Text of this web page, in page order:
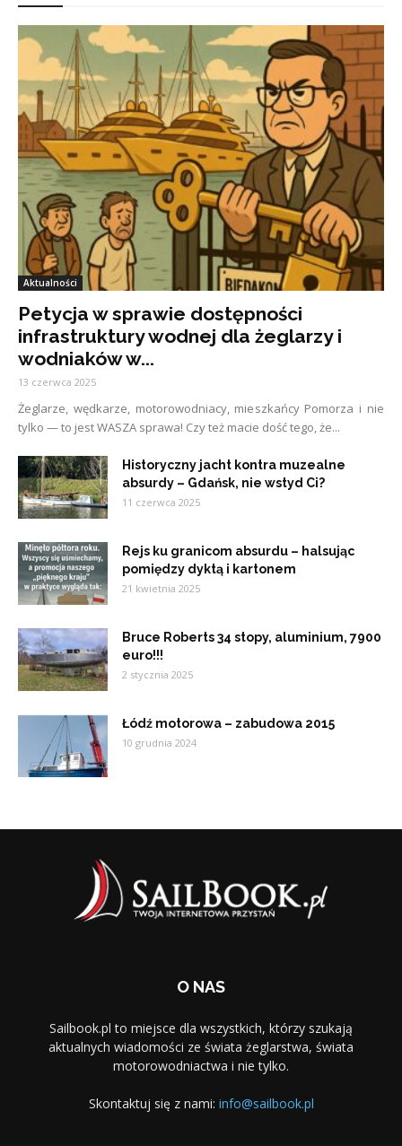
Aktualności
Petycja w sprawie dostępności
infrastruktury wodnej dla żeglarzy i
wodniaków w...
13 czerwca 2025
Żeglarze, wędkarze, motorowodniacy, mieszkańcy Pomorza i nie
tylko — to jest WASZA sprawa! Czy też macie dość tego, że...
Historyczny jacht kontra muzealne
absurdy – Gdańsk, nie wstyd Ci?
11 czerwca 2025
Rejs ku granicom absurdu – halsując
pomiędzy dyktą i kartonem
21 kwietnia 2025
Bruce Roberts 34 stopy, aluminium, 7900
euro!!!
2 stycznia 2025
Łódź motorowa – zabudowa 2015
10 grudnia 2024
O NAS
Sailbook.pl to miejsce dla wszystkich, którzy szukają
aktualnych wiadomości ze świata żeglarstwa, świata
motorowodniactwa i nie tylko.
Skontaktuj się z nami: info@sailbook.pl